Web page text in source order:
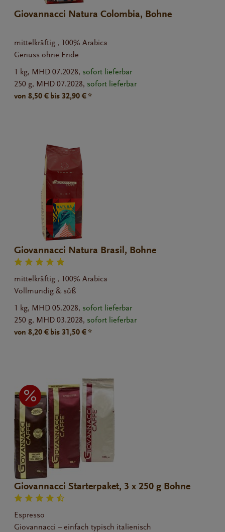
Giovannacci Natura Colombia, Bohne
mittelkräftig , 100% Arabica
Genuss ohne Ende
1 kg, MHD 07.2028, sofort lieferbar
250 g, MHD 07.2028, sofort lieferbar
von 8,50 € bis 32,90 € *
Giovannacci Natura Brasil, Bohne
mittelkräftig , 100% Arabica
Vollmundig & süß
1 kg, MHD 05.2028, sofort lieferbar
250 g, MHD 03.2028, sofort lieferbar
von 8,20 € bis 31,50 € *
Giovannacci Starterpaket, 3 x 250 g Bohne
Espresso
Giovannacci – einfach typisch italienisch